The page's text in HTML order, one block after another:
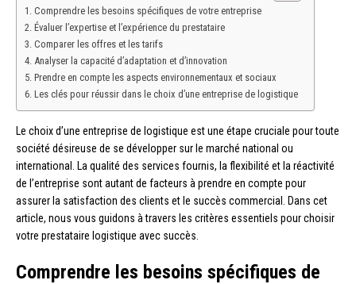
Comprendre les besoins spécifiques de votre entreprise
Évaluer l’expertise et l’expérience du prestataire
Comparer les offres et les tarifs
Analyser la capacité d’adaptation et d’innovation
Prendre en compte les aspects environnementaux et sociaux
Les clés pour réussir dans le choix d’une entreprise de logistique
Le choix d’une entreprise de logistique est une étape cruciale pour toute
société désireuse de se développer sur le marché national ou
international. La qualité des services fournis, la flexibilité et la réactivité
de l’entreprise sont autant de facteurs à prendre en compte pour
assurer la satisfaction des clients et le succès commercial. Dans cet
article, nous vous guidons à travers les critères essentiels pour choisir
votre prestataire logistique avec succès.
Comprendre les besoins spécifiques de